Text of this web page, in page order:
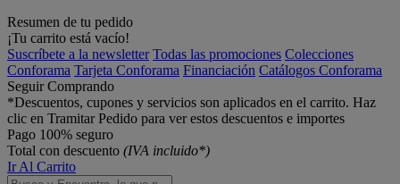
Resumen de tu pedido
¡Tu carrito está vacío!
Suscríbete a la newsletter Todas las promociones Colecciones
Conforama Tarjeta Conforama Financiación Catálogos Conforama
Seguir Comprando
*Descuentos, cupones y servicios son aplicados en el carrito. Haz
clic en Tramitar Pedido para ver estos descuentos e importes
Pago 100% seguro
Total con descuento (IVA incluido*)
Ir Al Carrito